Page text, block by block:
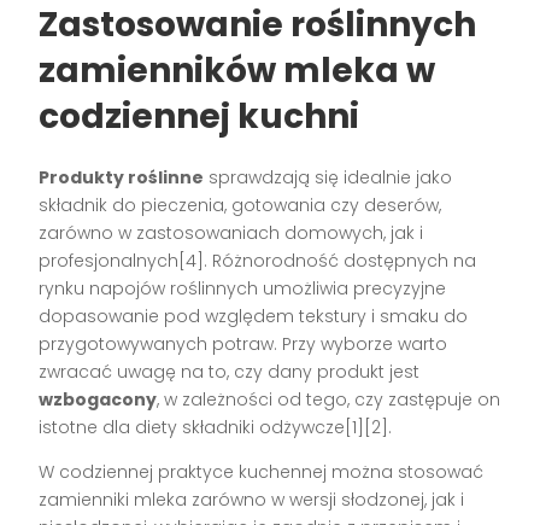
Zastosowanie roślinnych
zamienników mleka w
codziennej kuchni
Produkty roślinne sprawdzają się idealnie jako
składnik do pieczenia, gotowania czy deserów,
zarówno w zastosowaniach domowych, jak i
profesjonalnych[4]. Różnorodność dostępnych na
rynku napojów roślinnych umożliwia precyzyjne
dopasowanie pod względem tekstury i smaku do
przygotowywanych potraw. Przy wyborze warto
zwracać uwagę na to, czy dany produkt jest
wzbogacony, w zależności od tego, czy zastępuje on
istotne dla diety składniki odżywcze[1][2].
W codziennej praktyce kuchennej można stosować
zamienniki mleka zarówno w wersji słodzonej, jak i